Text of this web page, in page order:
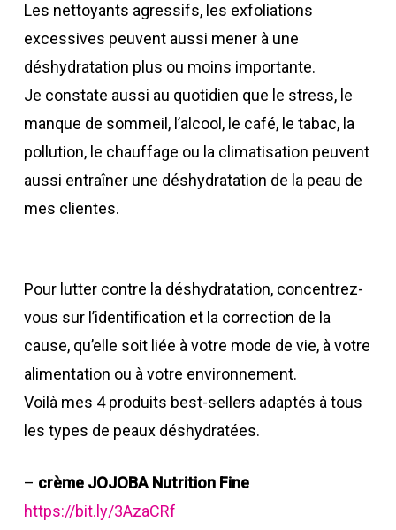
Les nettoyants agressifs, les exfoliations
excessives peuvent aussi mener à une
déshydratation plus ou moins importante.
Je constate aussi au quotidien que le stress, le
manque de sommeil, l’alcool, le café, le tabac, la
pollution, le chauffage ou la climatisation peuvent
aussi entraîner une déshydratation de la peau de
mes clientes.
Pour lutter contre la déshydratation, concentrez-
vous sur l’identification et la correction de la
cause, qu’elle soit liée à votre mode de vie, à votre
alimentation ou à votre environnement.
Voilà mes 4 produits best-sellers adaptés à tous
les types de peaux déshydratées.
– crème JOJOBA Nutrition Fine
https://bit.ly/3AzaCRf